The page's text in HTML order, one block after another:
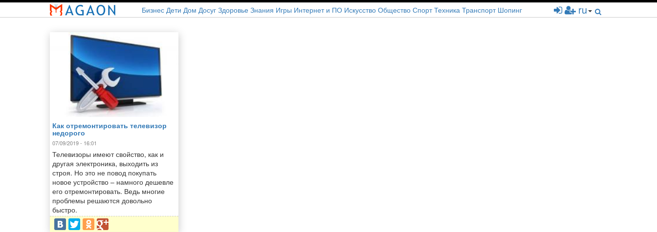
Перейти
Бизнес Дети Дом Досуг Здоровье Знания Игры Интернет и ПО Искусство Общество Спорт Техника Транспорт Шопинг ru
Как отремонтировать телевизор
недорого
07/09/2019 - 16:01
Телевизоры имеют свойство, как и
другая электроника, выходить из
строя. Но это не повод покупать
новое устройство – намного дешевле
его отремонтировать. Ведь многие
проблемы решаются довольно
быстро.